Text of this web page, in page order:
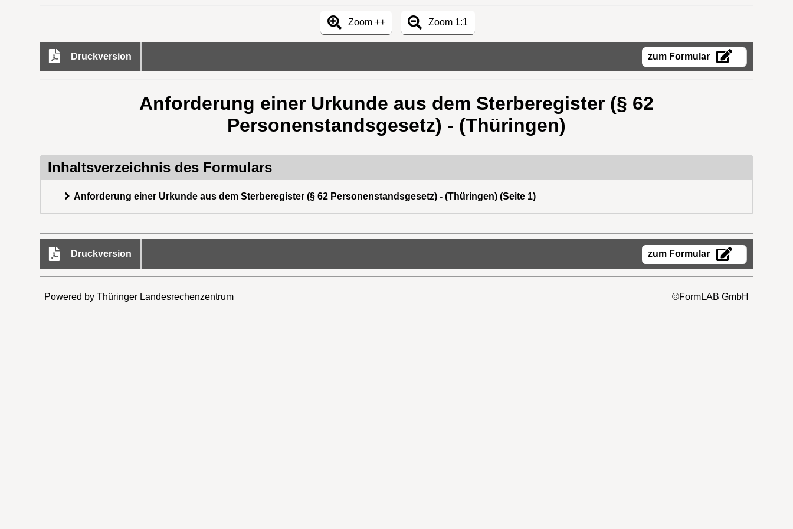
Zoom ++ Zoom 1:1
Druckversion zum Formular
Anforderung einer Urkunde aus dem Sterberegister (§ 62
Personenstandsgesetz) - (Thüringen)
Inhaltsverzeichnis des Formulars
Anforderung einer Urkunde aus dem Sterberegister (§ 62 Personenstandsgesetz) - (Thüringen) (Seite 1)
Druckversion zum Formular
Powered by Thüringer Landesrechenzentrum ©FormLAB GmbH